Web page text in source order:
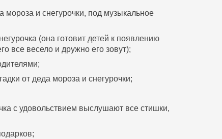
мороза и снегурочки, под музыкальное
(она готовит детей к появлению
все весело и дружно его зовут);
от деда мороза и снегурочки;
с удовольствием выслушают все стишки,